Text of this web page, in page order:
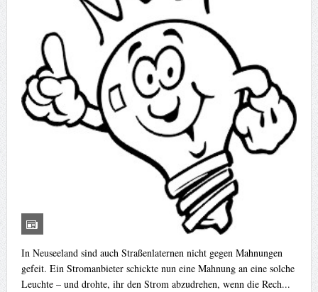
In Neuseeland sind auch Straßenlaternen nicht gegen Mahnungen
gefeit. Ein Stromanbieter schickte nun eine Mahnung an eine solche
Leuchte – und drohte, ihr den Strom abzudrehen, wenn die Rech...